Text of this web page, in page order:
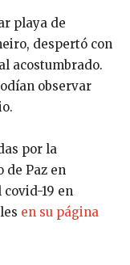
playa de
despertó con
acostumbrado.
observar
por la
de Paz en
19 en
en su página